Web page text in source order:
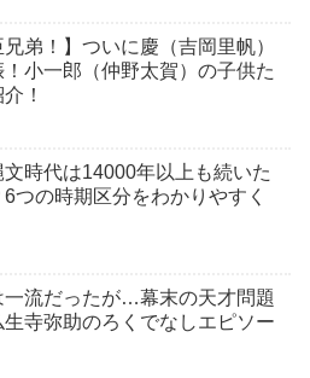
兄弟！】ついに慶（吉岡里帆）
！小一郎（仲野太賀）の子供た
！
文時代は14000年以上も続いた
つの時期区分をわかりやすく
一流だったが…幕末の天才問題
生寺弥助のろくでなしエピソー